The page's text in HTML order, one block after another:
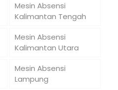
Mesin Absensi
Kalimantan Tengah
Mesin Absensi
Kalimantan Utara
Mesin Absensi
Lampung